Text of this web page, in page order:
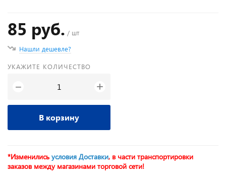
85 руб. / шт
Нашли дешевле?
УКАЖИТЕ КОЛИЧЕСТВО
− +
В корзину
*Изменились условия Доставки, в части транспортировки
заказов между магазинами торговой сети!